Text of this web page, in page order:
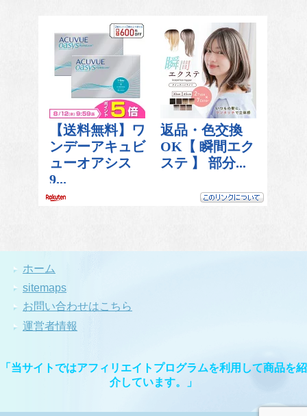
ホーム
sitemaps
お問い合わせはこちら
運営者情報
「当サイトではアフィリエイトプログラムを利用して商品を紹
介しています。」